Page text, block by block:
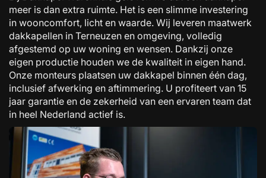
meer is dan extra ruimte. Het is een slimme investering
in wooncomfort, licht en waarde. Wij leveren maatwerk
dakkapellen in Terneuzen en omgeving, volledig
afgestemd op uw woning en wensen. Dankzij onze
eigen productie houden we de kwaliteit in eigen hand.
Onze monteurs plaatsen uw dakkapel binnen één dag,
inclusief afwerking en aftimmering. U profiteert van 15
jaar garantie en de zekerheid van een ervaren team dat
in heel Nederland actief is.